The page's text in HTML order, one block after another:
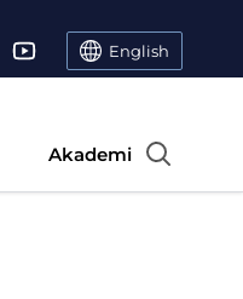
English
Akademi